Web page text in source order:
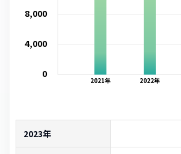
2021年 2022年
0
4,000
8,000
2023年